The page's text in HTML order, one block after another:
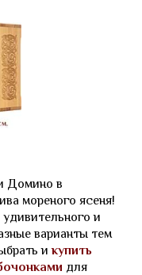
Домино в
мореного ясеня!
и
варианты тем
икупить
для